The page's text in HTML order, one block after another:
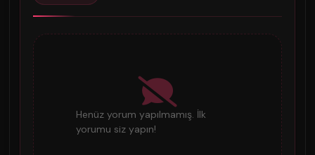
Henüz yorum yapılmamış. İlk
yorumu siz yapın!